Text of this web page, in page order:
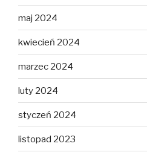
maj 2024
kwiecień 2024
marzec 2024
luty 2024
styczeń 2024
listopad 2023